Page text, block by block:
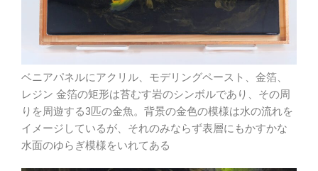
ベニアパネルにアクリル、モデリングペースト、金箔、
レジン 金箔の矩形は苔むす岩のシンボルであり、その周
りを周遊する3匹の金魚。背景の金色の模様は水の流れを
イメージしているが、それのみならず表層にもかすかな
水面のゆらぎ模様をいれてある